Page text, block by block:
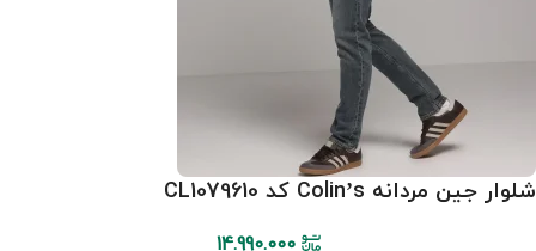
شلوار جین مردانه Colin’s کد CL1079610
14.990.000